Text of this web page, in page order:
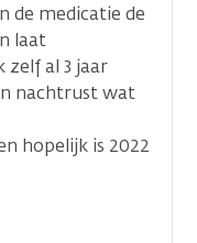
de medicatie de
laat
zelf al 3 jaar
nachtrust wat
hopelijk is 2022